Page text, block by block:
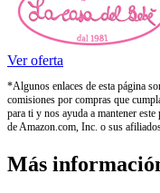
Ver oferta
*Algunos enlaces de esta página
comisiones por compras que
para ti y nos ayuda a mantener
de Amazon.com, Inc. o sus
Más